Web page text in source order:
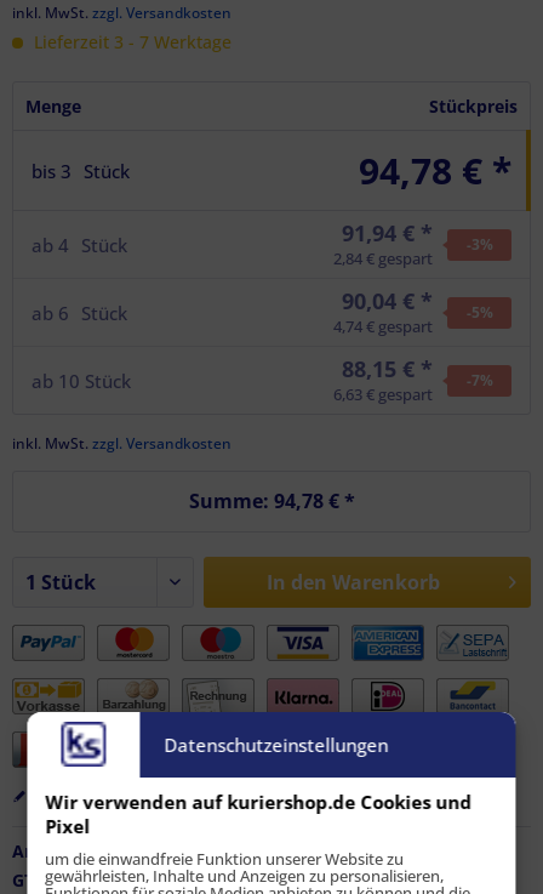
inkl. MwSt. zzgl. Versandkosten
Lieferzeit 3 - 7 Werktage
Menge Stückpreis
bis 3 Stück 94,78 € *
ab 4 Stück 91,94 € *
2,84 € gespart
-3%
ab 6 Stück 90,04 € *
4,74 € gespart
-5%
ab 10 Stück 88,15 € *
6,63 € gespart
-7%
inkl. MwSt. zzgl. Versandkosten
Summe: 94,78 €*
In den Warenkorb
Merken Bewerten Empfehlen
Artikel-Nr.:
FZ-AF-11842
GTIN / EAN:
9010486177357
Datenschutzeinstellungen
Wir verwenden auf kuriershop.de Cookies und
Pixel
um die einwandfreie Funktion unserer Website zu
gewährleisten, Inhalte und Anzeigen zu personalisieren,